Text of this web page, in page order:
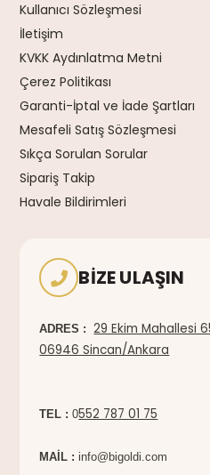
Kullanıcı Sözleşmesi
İletişim
KVKK Aydınlatma Metni
Çerez Politikası
Garanti-İptal ve İade Şartları
Mesafeli Satış Sözleşmesi
Sıkça Sorulan Sorular
Sipariş Takip
Havale Bildirimleri
BIZE ULAŞIN
ADRES :
29 Ekim Mahallesi
06946 Sincan/Ankara
TEL : 0552 787 01 75
MAİL :info@bigoldi.com